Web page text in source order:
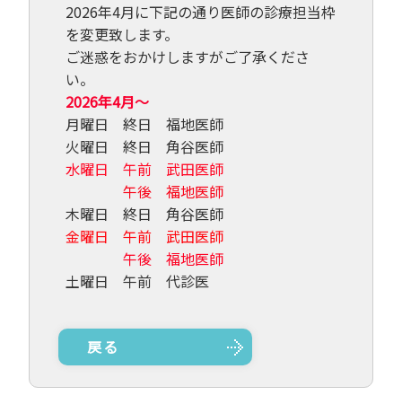
2026年4月に下記の通り医師の診療担当枠
を変更致します。
ご迷惑をおかけしますがご了承くださ
い。
2026年4月～
月曜日 終日 福地医師
火曜日 終日 角谷医師
水曜日 午前 武田医師
午後 福地医師
木曜日 終日 角谷医師
金曜日 午前 武田医師
午後 福地医師
土曜日 午前 代診医
戻る